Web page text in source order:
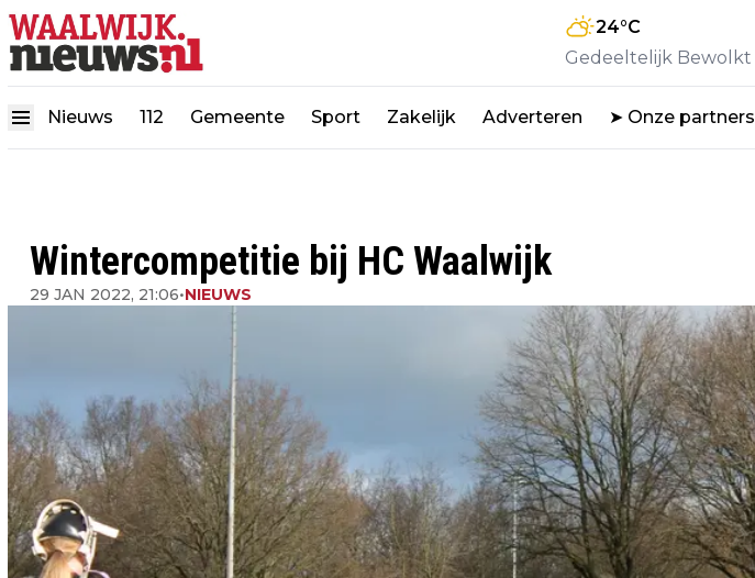
24°C
Gedeeltelijk Bewolkt
Nieuws 112 Gemeente Sport Zakelijk Adverteren ➤ Onze partners
Wintercompetitie bij HC Waalwijk
29 JAN 2022, 21:06•NIEUWS